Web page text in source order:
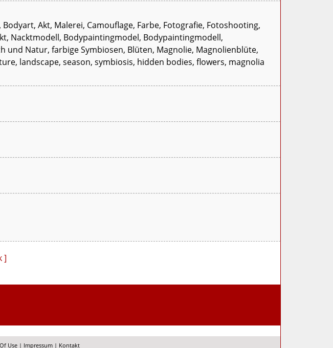
Akt, Malerei, Camouflage, Farbe, Fotografie, Fotoshooting,
Nacktmodell, Bodypaintingmodel, Bodypaintingmodell,
und Natur, farbige Symbiosen, Blüten, Magnolie, Magnolienblüte,
landscape, season, symbiosis, hidden bodies, flowers, magnolia
]
Use| Impressum| Kontakt